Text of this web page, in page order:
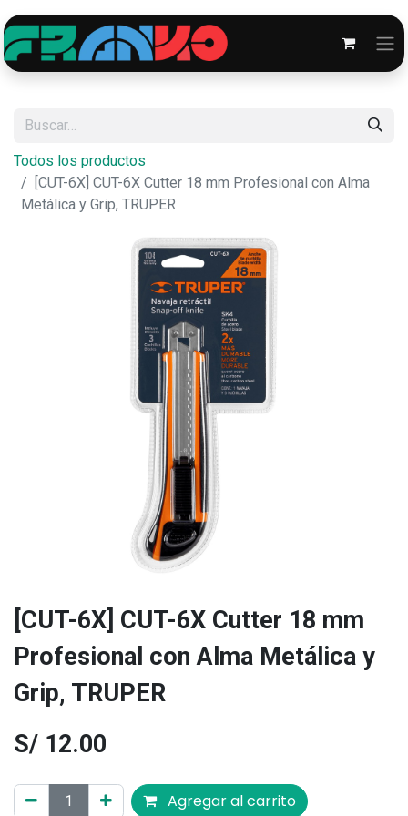
Todos los productos
[CUT-6X] CUT-6X Cutter 18 mm Profesional con Alma
Metálica y Grip, TRUPER
[CUT-6X] CUT-6X Cutter 18 mm
Profesional con Alma Metálica y
Grip, TRUPER
S/ 12.00
Agregar al carrito